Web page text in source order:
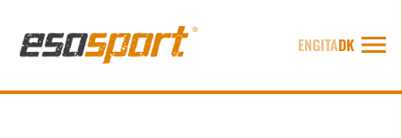
ENGITADK